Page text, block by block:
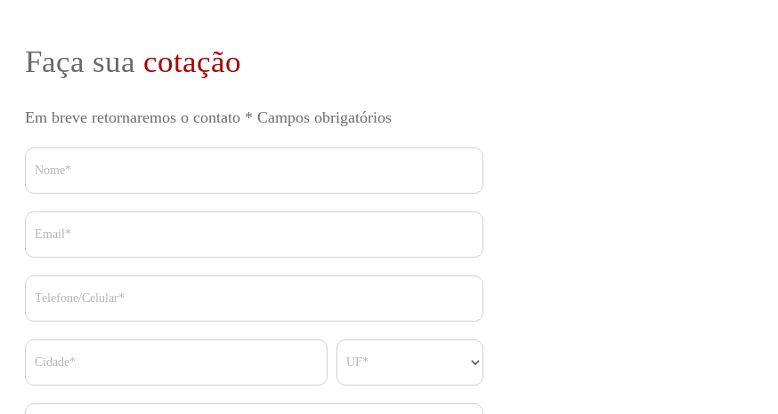
Faça sua cotação
Em breve retornaremos o contato * Campos obrigatórios
Nome*
Email*
Telefone/Celular*
Cidade* UF*